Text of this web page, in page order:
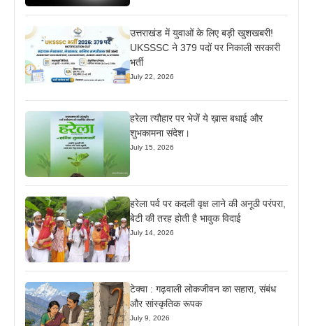
उत्तराखंड में युवाओं के लिए बड़ी खुशखबरी!
UKSSSC ने 379 पदों पर निकाली सरकारी
भर्ती
July 22, 2026
हरेला त्यौहार पर भेजें ये ख़ास बधाई और
शुभकामना संदेश।
July 15, 2026
हरेला पर्व पर कदली वृक्ष लाने की अनूठी परंपरा,
बेटी की तरह होती है भावुक विदाई
July 14, 2026
टेक्वा : गढ़वाली लोकजीवन का सहारा, संबंध
और सांस्कृतिक रूपक
July 9, 2026